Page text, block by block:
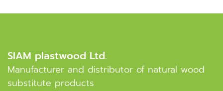
SIAM plastwood Ltd.
Manufacturer and distributor of natural wood
substitute products